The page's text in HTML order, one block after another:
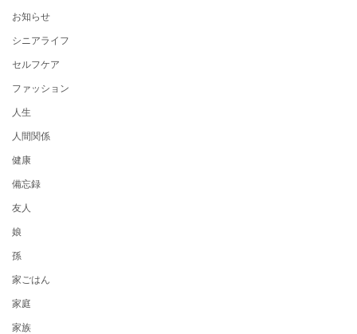
お知らせ
シニアライフ
セルフケア
ファッション
人生
人間関係
健康
備忘録
友人
娘
孫
家ごはん
家庭
家族